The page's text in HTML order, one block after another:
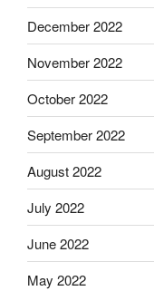
December 2022
November 2022
October 2022
September 2022
August 2022
July 2022
June 2022
May 2022